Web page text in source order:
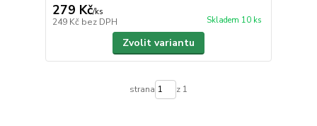
279 Kč/ks
249 Kč bez DPH Skladem 10 ks
Zvolit variantu
strana z 1